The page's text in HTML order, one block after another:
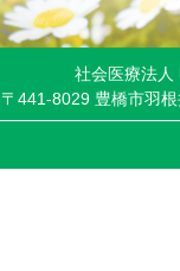
社会医療法
〒441-8029 豊橋市羽